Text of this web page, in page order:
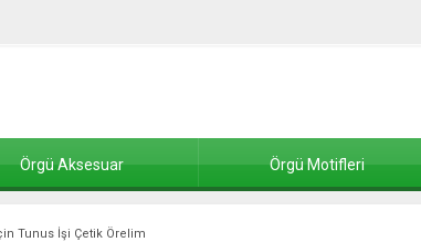
Örgü Aksesuar Örgü Motifleri
Tunus İşi Çetik Örelim